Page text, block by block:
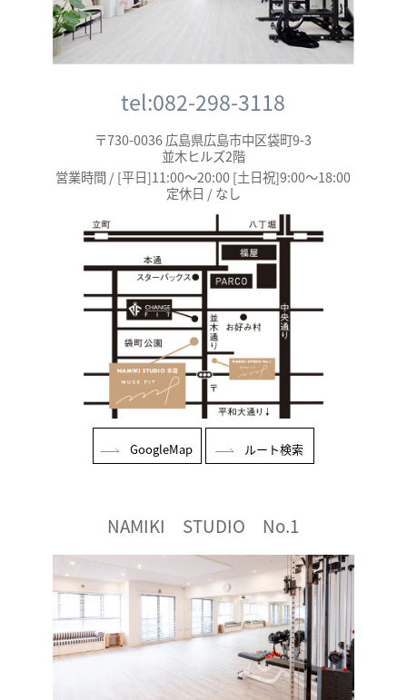
tel:082-298-3118
〒730-0036 広島県広島市中区袋町9-3
並木ヒルズ2階
営業時間 / [平日]11:00～20:00 [土日祝]9:00～18:00
定休日 / なし
GoogleMap ルート検索
NAMIKI STUDIO No.1